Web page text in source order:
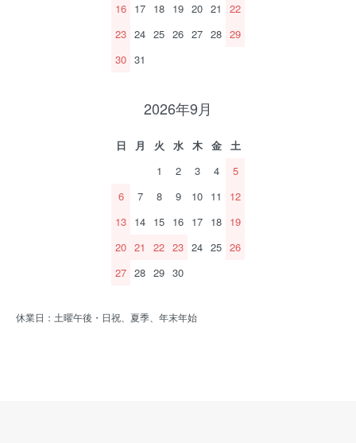
16 17 18 19 20 21
22
23 24 25 26 27 28 29
30 31
2026年9月
日 月 火 水 木 金
土
1
2 3 4
5
6
7 8 9 10 11
12
13 14 15 16 17 18 19
20 21 22 23 24 25 26
27 28 29 30
休業日：土曜午後・日祝、夏季、年末年始